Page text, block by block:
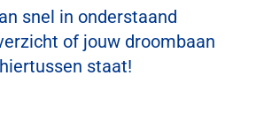
snel in onderstaand
of jouw droombaan
hiertussen staat!